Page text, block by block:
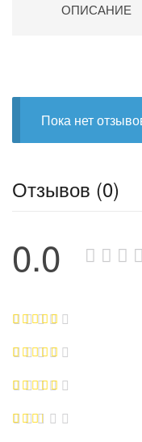
ОПИСАНИЕ
Пока нет
Отзывов (0)
0.0